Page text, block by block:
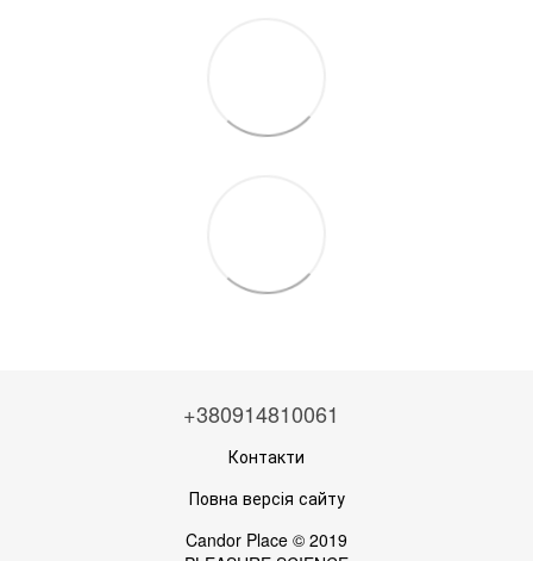
+380914810061
Контакти
Повна версія сайту
Candor Place © 2019